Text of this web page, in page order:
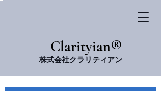
​Clarityian®
株式会社クラリティアン